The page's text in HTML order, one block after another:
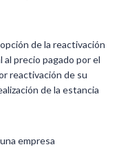
de la reactivación
al precio pagado por el
reactivación de su
de la estancia
empresa